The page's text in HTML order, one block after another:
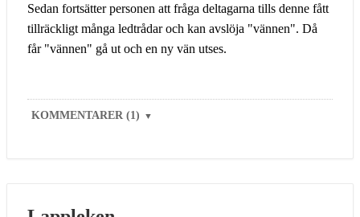
Sedan fortsätter personen att fråga deltagarna tills denne fått
tillräckligt många ledtrådar och kan avslöja "vännen". Då
får "vännen" gå ut och en ny vän utses.
KOMMENTARER (1) ▼